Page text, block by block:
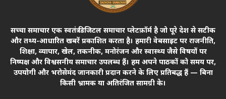
सच्चा समाचार एक स्वतंत्र डिजिटल समाचार प्लेटफ़ॉर्म है जो पूरे देश से सटीक
और तथ्य-आधारित खबरें प्रकाशित करता है। हमारी वेबसाइट पर राजनीति,
शिक्षा, व्यापार, खेल, तकनीक, मनोरंजन और स्वास्थ्य जैसे विषयों पर
निष्पक्ष और विश्वसनीय समाचार उपलब्ध हैं। हम अपने पाठकों को समय पर,
उपयोगी और भरोसेमंद जानकारी प्रदान करने के लिए प्रतिबद्ध हैं — बिना
किसी भ्रामक या अतिरंजित सामग्री के।